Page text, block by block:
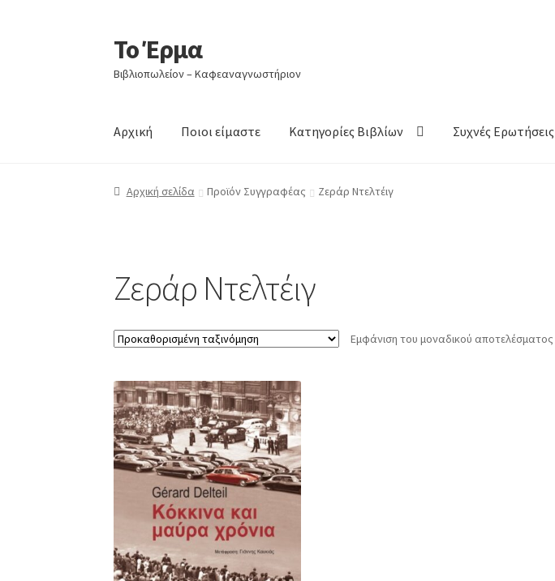
Απευθείας
μετάβαση
στην
Μετάβαση
σε
περιεχόμενο
Το Έρμα
Βιβλιοπωλείον – Καφεαναγνωστήριον
Αρχική Ποιοι είμαστε Κατηγορίες Βιβλίων Συχνές Ερωτήσεις
Αρχική σελίδα Προϊόν Συγγραφέας Ζεράρ Ντελτέιγ
Ζεράρ Ντελτέιγ
Εμφάνιση του μοναδικού αποτελέσματος